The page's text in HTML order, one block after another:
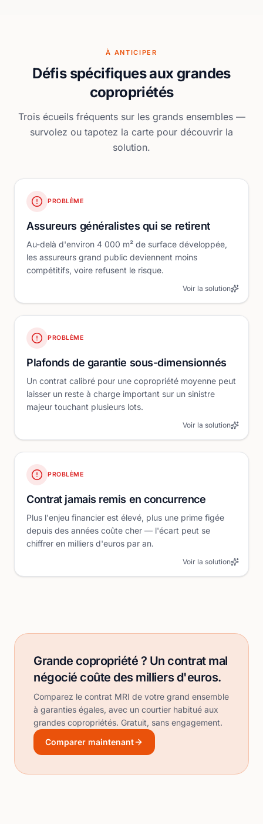
À ANTICIPER
Défis spécifiques aux grandes
copropriétés
Trois écueils fréquents sur les grands ensembles —
survolez ou tapotez la carte pour découvrir la
solution.
PROBLÈME
Assureurs généralistes qui se retirent
Au-delà d'environ 4 000 m² de surface développée,
les assureurs grand public deviennent moins
compétitifs, voire refusent le risque.
Voir la solution
PROBLÈME
Plafonds de garantie sous-dimensionnés
Un contrat calibré pour une copropriété moyenne peut
laisser un reste à charge important sur un sinistre
majeur touchant plusieurs lots.
Voir la solution
PROBLÈME
Contrat jamais remis en concurrence
Plus l'enjeu financier est élevé, plus une prime figée
depuis des années coûte cher — l'écart peut se
chiffrer en milliers d'euros par an.
Voir la solution
Grande copropriété ? Un contrat mal
négocié coûte des milliers d'euros.
Comparez le contrat MRI de votre grand ensemble
à garanties égales, avec un courtier habitué aux
grandes copropriétés. Gratuit, sans engagement.
Comparer maintenant